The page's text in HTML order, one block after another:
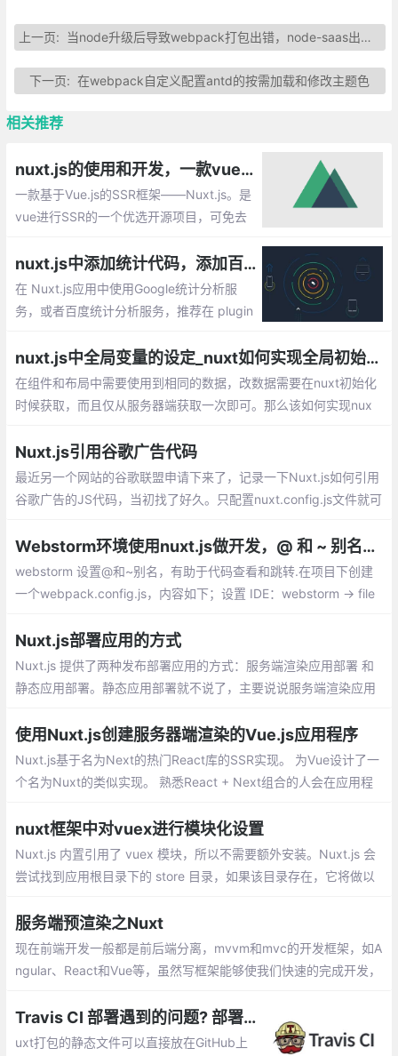
上一页: 当node升级后导致webpack打包出错，node-saas出问题的解决办法
下一页:在webpack自定义配置antd的按需加载和修改主题色
相关推荐
nuxt.js的使用和开发，一款vue基于服务器SSR渲染工具
一款基于Vue.js的SSR框架——Nuxt.js。是
vue进行SSR的一个优选开源项目，可免去
作，方便的搭建一个支持SSR的vue项目。nuxt.js中添加统计代码，添加百度统计，或者google的统计
在 Nuxt.js应用中使用Google统计分析服
务，或者百度统计分析服务，推荐在 plugin
nuxt.js中全局变量的设定_nuxt如何实现全局初始化功能
在组件和布局中需要使用到相同的数据，改数据需要在nuxt初始化
时候获取，而且仅从服务器端获取一次即可。那么该如何实现nux
Nuxt.js 的渲染流程，最先调用的即是 nuxtServerInit 方法。
Nuxt.js引用谷歌广告代码
最近另一个网站的谷歌联盟申请下来了，记录一下Nuxt.js如何引用
谷歌广告的JS代码，当初找了好久。只配置nuxt.config.js文件就可
Webstorm环境使用nuxt.js做开发，@ 和 ~ 别名配置
webstorm 设置@和~别名，有助于代码查看和跳转.在项目下创建
一个webpack.config.js，内容如下；设置 IDE：webstorm -> file
Nuxt.js部署应用的方式
Nuxt.js 提供了两种发布部署应用的方式：服务端渲染应用部署 和
静态应用部署。静态应用部署就不说了，主要说说服务端渲染应用
ins会随之挂掉。
使用Nuxt.js创建服务器端渲染的Vue.js应用程序
Nuxt.js基于名为Next的热门React库的SSR实现。 为Vue设计了一
个名为Nuxt的类似实现。 熟悉React + Next组合的人会在应用程
功能来为Vue创建强大且灵活的SSR解决方案。
nuxt框架中对vuex进行模块化设置
Nuxt.js 内置引用了 vuex 模块，所以不需要额外安装。Nuxt.js 会
尝试找到应用根目录下的 store 目录，如果该目录存在，它将做以
index.js 返回一个 Vuex.Store 实例
服务端预渲染之Nuxt
现在前端开发一般都是前后端分离，mvvm和mvc的开发框架，如A
ngular、React和Vue等，虽然写框架能够使我们快速的完成开发，
索的时候是在网页中爬取数据
Travis CI 部署遇到的问题? 部署怎么启动 nuxt服务
uxt打包的静态文件可以直接放在GitHub上